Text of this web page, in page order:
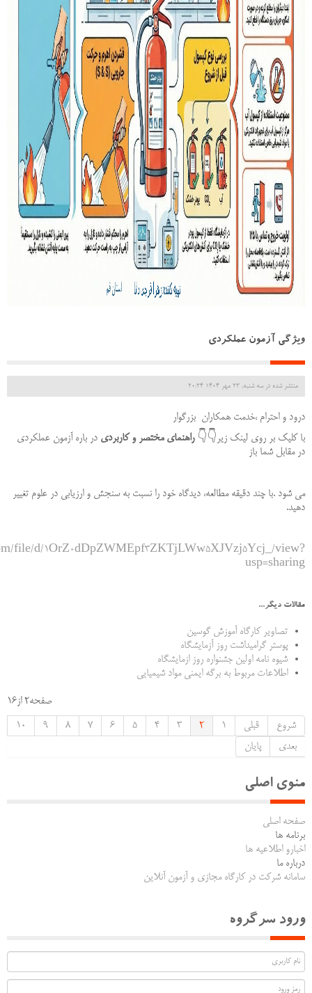
ویژگی آزمون عملکردی
منتشر شده در سه شنبه, 23 مهر 1404 20:24
درود و احترام ،خدمت همکاران بزرگوار
با کلیک بر روی لینک زیر👇👇راهنمای مختصر و کاربردی در باره آزمون عملکردی
در مقابل شما باز
می شود .با چند دقیقه مطالعه، دیدگاه خود را نسبت به سنجش و ارزیابی در علوم تغییر
دهید.
file/d/1OrZ0dDpZWMEpf3ZKTjLWw5XJVzj5Ycj_/view?
usp=sharing
مقالات دیگر...
تصاویر کارگاه آموزش گوسین
پوستر گرامیداشت روز آزمایشگاه
شیوه نامه اولین جشنواره روز ازمایشگاه
اطلاعات مربوط به برگه ایمنی مواد شیمیایی
صفحه2 از16
شروع
قبلی 1
2
3
4
5
6
7
8
9
10
بعدی
پایان
منوی اصلی
صفحه اصلی
برنامه ها
اخبارو اطلاعیه ها
درباره ما
سامانه شرکت در کارگاه مجازی و آزمون آنلاین
ورود سرگروه